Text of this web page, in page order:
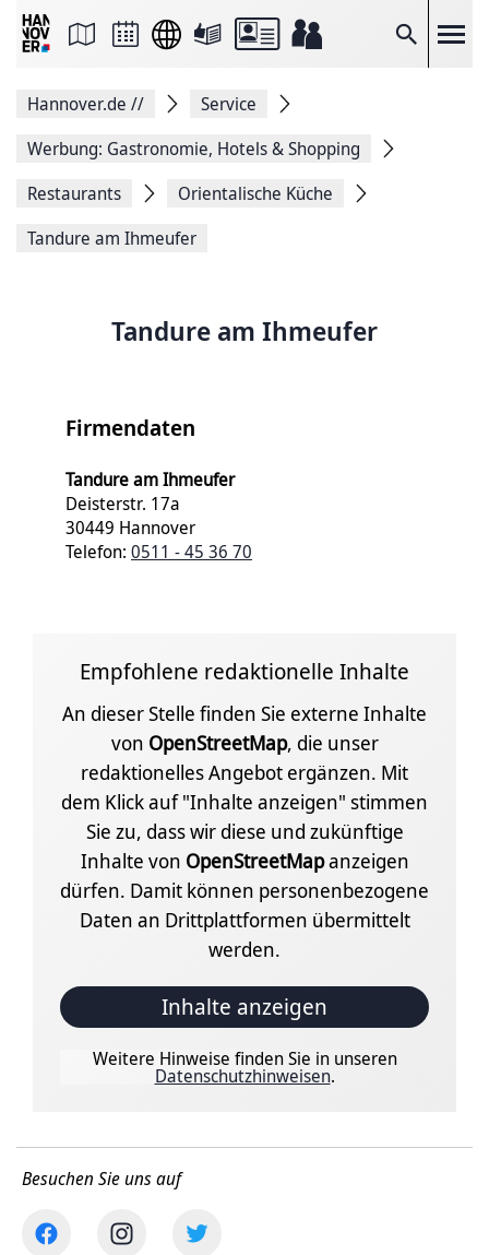
Suche
Seite
Facebook
teilen
Seitenlink
Seite
Hannover.de //
Service
Werbung: Gastronomie, Hotels & Shopping
Restaurants
Orientalische Küche
Tandure am Ihmeufer
Tandure am Ihmeufer
Firmendaten
Tandure am Ihmeufer
Deisterstr. 17a
30449 Hannover
Telefon: 0511 - 45 36 70
Empfohlene redaktionelle Inhalte
An dieser Stelle finden Sie externe Inhalte
von OpenStreetMap, die unser
redaktionelles Angebot ergänzen. Mit
dem Klick auf "Inhalte anzeigen" stimmen
Sie zu, dass wir diese und zukünftige
Inhalte von OpenStreetMapanzeigen
dürfen. Damit können personenbezogene
Daten an Drittplattformen übermittelt
werden.
Inhalte anzeigen
Weitere Hinweise finden Sie in unseren
Datenschutzhinweisen.
Besuchen Sie uns auf